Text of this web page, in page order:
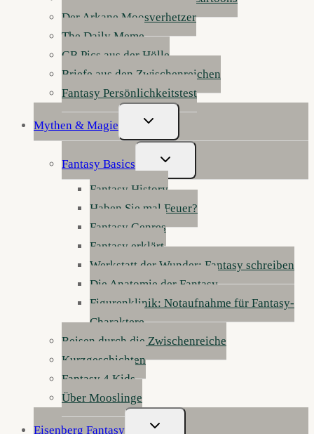
Der Arkane Moosverhetzer
The Daily Meme
GB Pics aus der Hölle
Briefe aus den Zwischenreichen
Fantasy Persönlichkeitstest
Mythen & Magie
Untermenü
Umschalten
Fantasy Basics
Untermenü
Umschalten
Fantasy History
Haben Sie mal Feuer?
Fantasy Genres
Fantasy erklärt
Werkstatt der Wunder: Fantasy schreiben
Die Anatomie der Fantasy
Figurenklinik: Notaufnahme für Fantasy-
Charaktere
Reisen durch die Zwischenreiche
Kurzgeschichten
Fantasy 4 Kids
Über Mooslinge
Eisenberg Fantasy
Untermenü